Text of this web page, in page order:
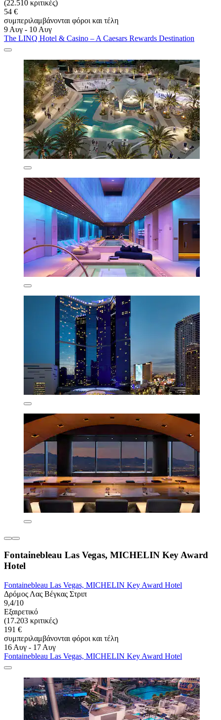
(22.510 κριτικές)
54 €
συμπεριλαμβάνονται φόροι και τέλη
9 Αυγ - 10 Αυγ
The LINQ Hotel & Casino – A Caesars Rewards Destination
Fontainebleau Las Vegas, MICHELIN Key Award
Hotel
Fontainebleau Las Vegas, MICHELIN Key Award Hotel
Δρόμος Λας Βέγκας Στριπ
9,4/10
Εξαιρετικό
(17.203 κριτικές)
191 €
συμπεριλαμβάνονται φόροι και τέλη
16 Αυγ - 17 Αυγ
Fontainebleau Las Vegas, MICHELIN Key Award Hotel